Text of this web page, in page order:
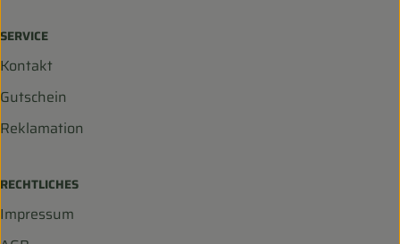
SERVICE
Kontakt
Gutschein
Reklamation
RECHTLICHES
Impressum